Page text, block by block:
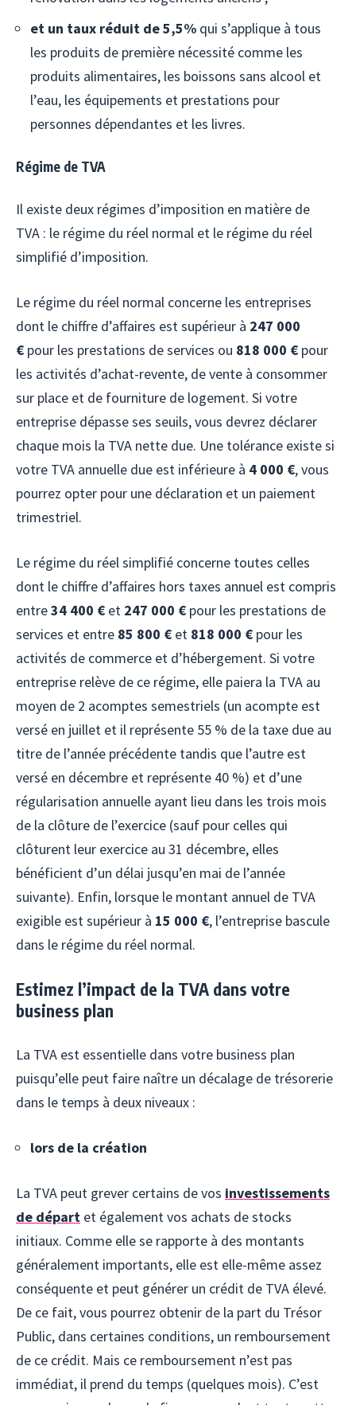
et un taux réduit de 5,5% qui s’applique à tous
les produits de première nécessité comme les
produits alimentaires, les boissons sans alcool et
l’eau, les équipements et prestations pour
personnes dépendantes et les livres.
Régime de TVA
Il existe deux régimes d’imposition en matière de
TVA : le régime du réel normal et le régime du réel
simplifié d’imposition.
Le régime du réel normal concerne les entreprises
dont le chiffre d’affaires est supérieur à 247 000
€ pour les prestations de services ou 818 000 € pour
les activités d’achat-revente, de vente à consommer
sur place et de fourniture de logement. Si votre
entreprise dépasse ses seuils, vous devrez déclarer
chaque mois la TVA nette due. Une tolérance existe si
votre TVA annuelle due est inférieure à 4 000 €, vous
pourrez opter pour une déclaration et un paiement
trimestriel.
Le régime du réel simplifié concerne toutes celles
dont le chiffre d’affaires hors taxes annuel est compris
entre34 400 € et 247 000 € pour les prestations de
services et entre 85 800 € et 818 000 € pour les
activités de commerce et d’hébergement. Si votre
entreprise relève de ce régime, elle paiera la TVA au
moyen de 2 acomptes semestriels (un acompte est
versé en juillet et il représente 55 % de la taxe due au
titre de l’année précédente tandis que l’autre est
versé en décembre et représente 40 %) et d’une
régularisation annuelle ayant lieu dans les trois mois
de la clôture de l’exercice (sauf pour celles qui
clôturent leur exercice au 31 décembre, elles
bénéficient d’un délai jusqu’en mai de l’année
suivante). Enfin, lorsque le montant annuel de TVA
exigible est supérieur à 15 000 €, l’entreprise bascule
dans le régime du réel normal.
Estimez l’impact de la TVA dans votre
business plan
La TVA est essentielle dans votre business plan
puisqu’elle peut faire naître un décalage de trésorerie
dans le temps à deux niveaux :
lors de la création
La TVA peut grever certains de vos investissements
de départ et également vos achats de stocks
initiaux. Comme elle se rapporte à des montants
généralement importants, elle est elle-même assez
conséquente et peut générer un crédit de TVA élevé.
De ce fait, vous pourrez obtenir de la part du Trésor
Public, dans certaines conditions, un remboursement
de ce crédit. Mais ce remboursement n’est pas
immédiat, il prend du temps (quelques mois). C’est